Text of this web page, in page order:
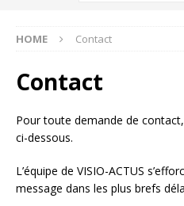
HOME Contact
Contact
Pour toute demande de
ci-dessous.
L’équipe de VISIO-ACTUS
message dans les plus brefs